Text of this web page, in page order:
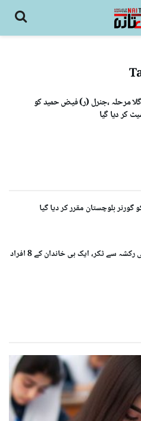
مرحلہ ،جنرل (ر) فیض حمید کو
کر دیا گیا
گورنر بلوچستان مقرر کر دیا گیا
جڑانوالہ میں بس کی رکشہ سے ٹکر، ایک ہی خاندان کے 8 افراد